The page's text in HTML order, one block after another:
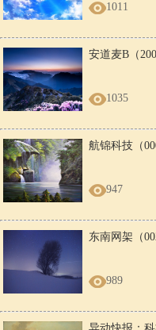
1011
安道麦B（
1035
航锦科技（
947
东南网架（
989